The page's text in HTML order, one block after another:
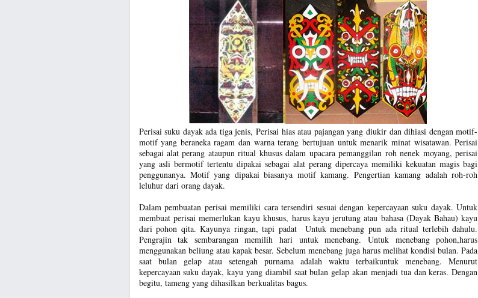
Perisai suku dayak ada tiga jenis, Perisai hias atau pajangan yang diukir dan dihiasi dengan motif-
motif yang beraneka ragam dan warna terang bertujuan untuk menarik minat wisatawan. Perisai
sebagai alat perang ataupun ritual khusus dalam upacara pemanggilan roh nenek moyang, perisai
yang asli bermotif tertentu dipakai sebagai alat perang dipercaya memiliki kekuatan magis bagi
penggunanya. Motif yang dipakai biasanya motif kamang. Pengertian kamang adalah roh-roh
leluhur dari orang dayak.
Dalam pembuatan perisai memiliki cara tersendiri sesuai dengan kepercayaan suku dayak. Untuk
membuat perisai memerlukan kayu khusus, harus kayu jerutung atau bahasa (Dayak Bahau) kayu
dari pohon qita. Kayunya ringan, tapi padat Untuk menebang pun ada ritual terlebih dahulu.
Pengrajin tak sembarangan memilih hari untuk menebang. Untuk menebang pohon,harus
menggunakan beliung atau kapak besar. Sebelum menebang juga harus melihat kondisi bulan. Pada
saat bulan gelap atau setengah purnama adalah waktu terbaikuntuk menebang. Menurut
kepercayaan suku dayak, kayu yang diambil saat bulan gelap akan menjadi tua dan keras. Dengan
begitu, tameng yang dihasilkan berkualitas bagus.